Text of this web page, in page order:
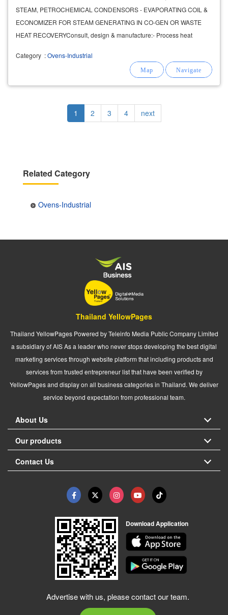
STEAM, PETROCHEMICAL CONDENSORS - EVAPORATING COIL &
ECONOMIZER FOR STEAM GENERATING IN CO-GEN OR WASTE
HEAT RECOVERYConsult, design & manufacture:- Process heat
Industrial
Category :Ovens-Industrial
Current
page
1 Page
2 Page
3 Page
4
Next
page
next
Related Category
Ovens-Industrial
Thailand YellowPages
Thailand YellowPages Powered by Teleinfo Media Public Company Limited
a subsidiary of AIS As a leader who never stops developing the best digital
marketing services through website platform that including products and
services from trusted entrepreneur list that have been verified by
YellowPages and display on all business categories in Thailand. We deliver
service beyond expectation from professional team.
About Us
Our products
Contact Us
Download Application
Advertise with us, please contact our team.